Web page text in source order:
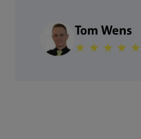
Tom Wens
★ ★ ★ ★ ★